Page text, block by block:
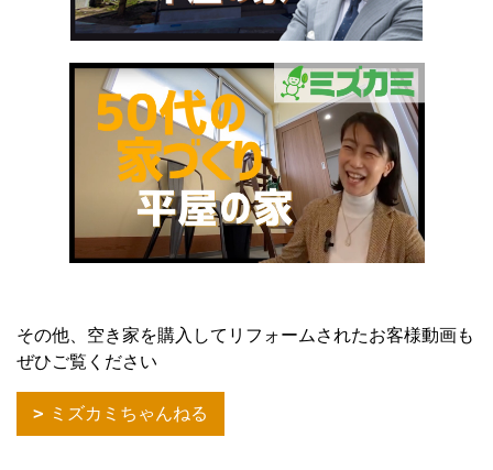
その他、空き家を購入してリフォームされたお客様動画も
ぜひご覧ください
ミズカミちゃんねる